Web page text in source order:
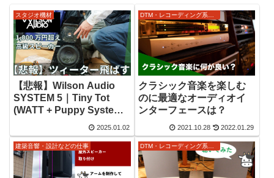
スタジオ機材
【悲報】Wilson Audio
SYSTEM 5｜Tiny Tot
(WATT + Puppy System
V.1)のツィーターを飛ばし
た
2025.01.02
クラシック音楽を楽しむ
のに最適なオーディオイ
ンターフェースは？
2021.10.28 2022.01.29
建築音響・設計などの仕事 DTM・レコーディング系ノウハウ